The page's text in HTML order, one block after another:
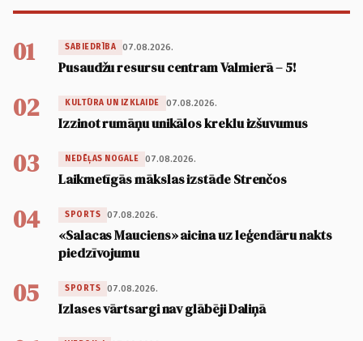
01 SABIEDRĪBA 07.08.2026.
Pusaudžu resursu centram Valmierā – 5!
02 KULTŪRA UN IZKLAIDE 07.08.2026.
Izzinot rumāņu unikālos kreklu izšuvumus
03 NEDĒĻAS NOGALE 07.08.2026.
Laikmetīgās mākslas izstāde Strenčos
04 SPORTS 07.08.2026.
«Salacas Mauciens» aicina uz leģendāru nakts
piedzīvojumu
05 SPORTS 07.08.2026.
Izlases vārtsargi nav glābēji Daliņā